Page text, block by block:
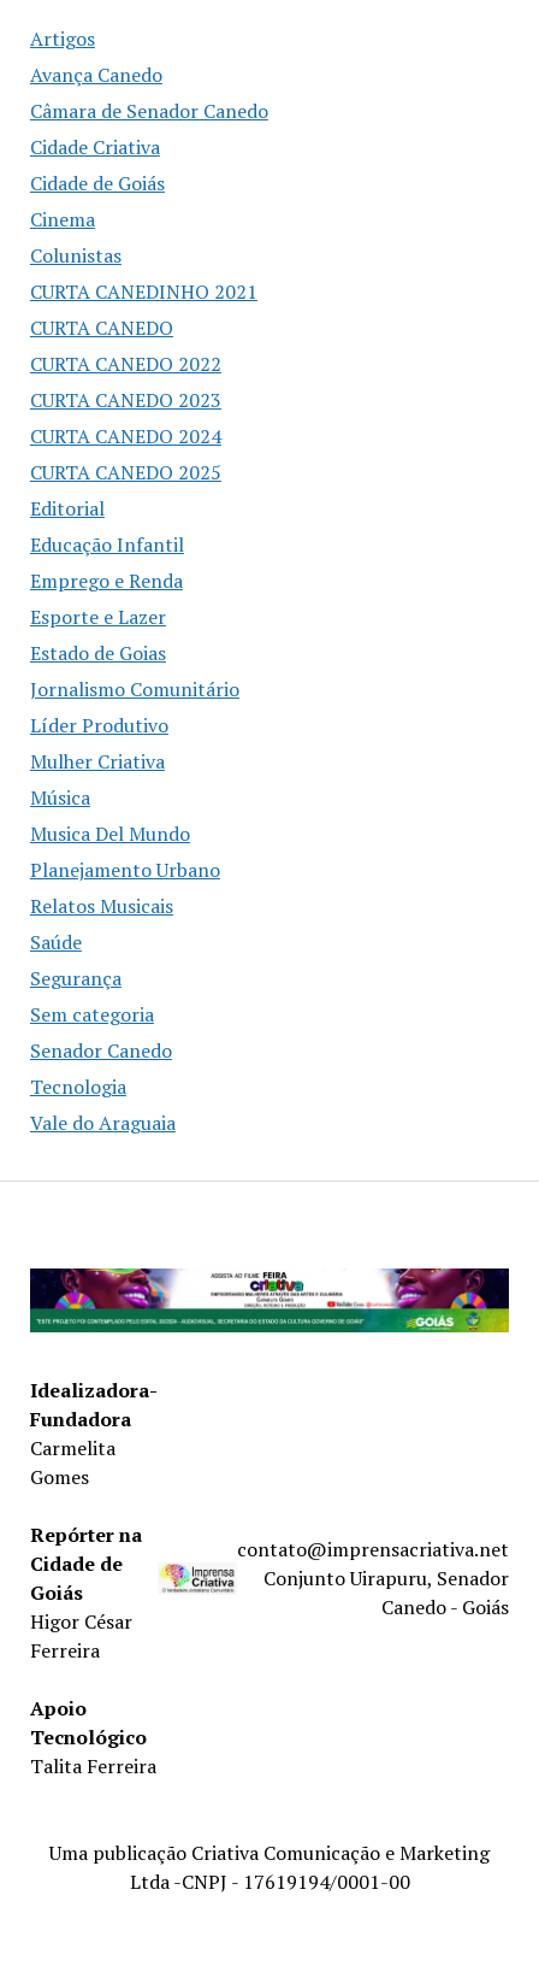
Artigos
Avança Canedo
Câmara de Senador Canedo
Cidade Criativa
Cidade de Goiás
Cinema
Colunistas
CURTA CANEDINHO 2021
CURTA CANEDO
CURTA CANEDO 2022
CURTA CANEDO 2023
CURTA CANEDO 2024
CURTA CANEDO 2025
Editorial
Educação Infantil
Emprego e Renda
Esporte e Lazer
Estado de Goias
Jornalismo Comunitário
Líder Produtivo
Mulher Criativa
Música
Musica Del Mundo
Planejamento Urbano
Relatos Musicais
Saúde
Segurança
Sem categoria
Senador Canedo
Tecnologia
Vale do Araguaia
Idealizadora-
Fundadora
Carmelita
Gomes
Repórter na
Cidade de
Goiás
Higor César
Ferreira
Apoio
Tecnológico
Talita Ferreira
contato@imprensacriativa.net
Conjunto Uirapuru, Senador
Canedo - Goiás
Uma publicação Criativa Comunicação e Marketing
Ltda -CNPJ - 17619194/0001-00